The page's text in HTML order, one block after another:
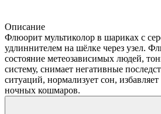
Описание
Флюорит мультиколор в шариках с
удлиннителем на шёлке через узел.
состояние метеозависимых людей,
систему, снимает негативные
ситуаций, нормализует сон,
ночных кошмаров.